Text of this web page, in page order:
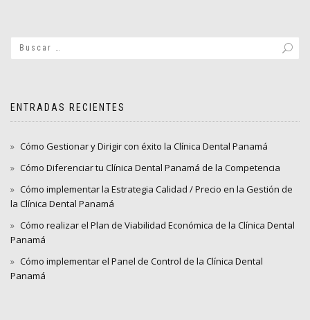
ENTRADAS RECIENTES
Cómo Gestionar y Dirigir con éxito la Clínica Dental Panamá
Cómo Diferenciar tu Clínica Dental Panamá de la Competencia
Cómo implementar la Estrategia Calidad / Precio en la Gestión de
la Clínica Dental Panamá
Cómo realizar el Plan de Viabilidad Económica de la Clínica Dental
Panamá
Cómo implementar el Panel de Control de la Clínica Dental
Panamá